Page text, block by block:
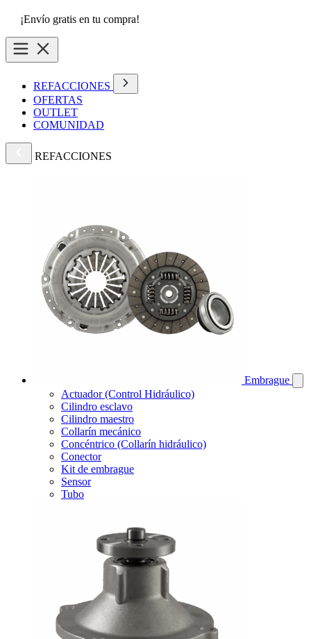
¡Envío gratis en tu compra!
REFACCIONES
OFERTAS
OUTLET
COMUNIDAD
REFACCIONES
Embrague
Actuador (Control Hidráulico)
Cilindro esclavo
Cilindro maestro
Collarín mecánico
Concéntrico (Collarín hidráulico)
Conector
Kit de embrague
Sensor
Tubo